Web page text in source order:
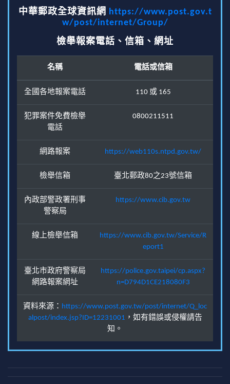
中華郵政全球資訊網 https://www.post.gov.t
w/post/internet/Group/
檢舉報案電話、信箱、網址
名稱 電話或信箱
全國各地報案電話 110 或 165
犯罪案件免費檢舉
電話
0800211511
網路報案 https://web110s.ntpd.gov.tw/
檢舉信箱 臺北郵政80之23號信箱
內政部警政署刑事
警察局
https://www.cib.gov.tw
線上檢舉信箱
https://www.cib.gov.tw/Service/R
eport1
臺北市政府警察局
網路報案網址
https://police.gov.taipei/cp.aspx?
n=D794D1CE218080F3
資料來源： https://www.post.gov.tw/post/internet/Q_loc
alpost/index.jsp?ID=12231001 ，如有錯誤或侵權請告
知。